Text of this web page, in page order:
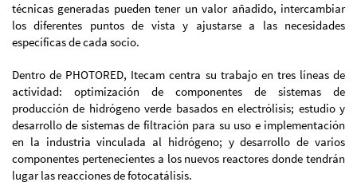
técnicas generadas pueden tener un valor añadido, intercambiar
los diferentes puntos de vista y ajustarse a las necesidades
específicas de cada socio.
Dentro de PHOTORED, Itecam centra su trabajo en tres líneas de
actividad: optimización de componentes de sistemas de
producción de hidrógeno verde basados en electrólisis; estudio y
desarrollo de sistemas de filtración para su uso e implementación
en la industria vinculada al hidrógeno; y desarrollo de varios
componentes pertenecientes a los nuevos reactores donde tendrán
lugar las reacciones de fotocatálisis.